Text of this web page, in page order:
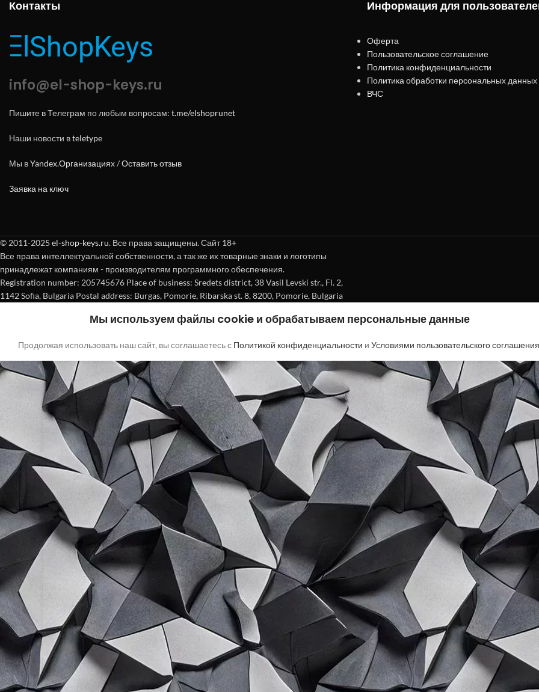
Контакты
info@el-shop-keys.ru
Пишите в Телеграм по любым вопросам: t.me/elshoprunet
Наши новости вteletype
Мы вYandex.Организациях/Оставить отзыв
Заявка на ключ
Информация для
Оферта
Пользовательское соглашение
Политика конфиденциальности
Политика обработки персональных данных
ВЧС
© 2011-2025 el-shop-keys.ru. Все права защищены. Сайт 18+
Все права интеллектуальной собственности, а так же их товарные знаки и логотипы
принадлежат компаниям - производителям программного обеспечения.
Registration number: 205745676 Place of business: Sredets district, 38 Vasil Levski str., Fl. 2,
1142 Sofia, Bulgaria Postal address: Burgas, Pomorie, Ribarska st. 8, 8200, Pomorie, Bulgaria
Мы используем файлы cookie и обрабатываем персональные данные
Продолжая использовать наш сайт, вы соглашаетесь с Политикой конфиденциальности и Условиями пользовательского соглашения